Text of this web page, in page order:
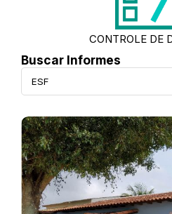
CONTROLE DE
Buscar Informes